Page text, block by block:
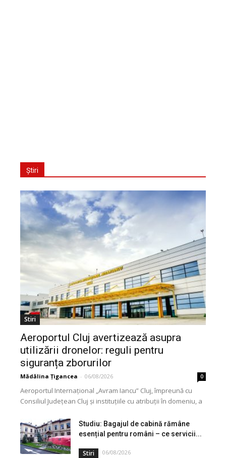
Știri
Stiri
Aeroportul Cluj avertizează asupra
utilizării dronelor: reguli pentru
siguranța zborurilor
Mădălina Țigancea - 06/08/2026 0
Aeroportul Internațional „Avram Iancu” Cluj, împreună cu
Consiliul Județean Cluj și instituțiile cu atribuții în domeniu, a
Studiu: Bagajul de cabină rămâne
esențial pentru români – ce servicii...
Stiri 06/08/2026